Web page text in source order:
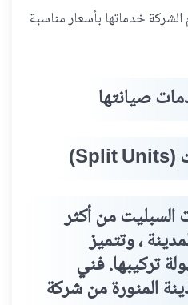
خدماتها بأسعار مناسبة
صيانتها
السبليت من أكثر
، وتتميز
تركيبها. فني
المنورة من شركة